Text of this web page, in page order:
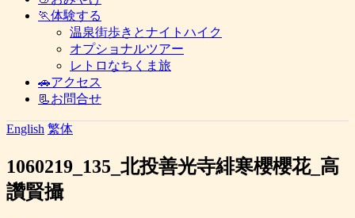
🏃体験する
温泉街歩きとナイトハイク
オプショナルツアー
レトロなちくま旅
🚗アクセス
📃お問合せ
English 繁体
1060219_135_北投善光寺緋寒櫻櫻花_高
讚賢攝